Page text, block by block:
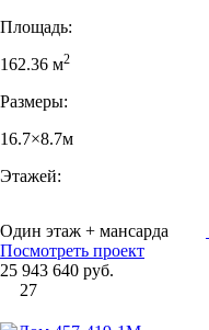
Площадь:
162.36 м2
Размеры:
16.7×8.7м
Этажей:
Один этаж + мансарда
Посмотреть проект
25 943 640 руб.
27